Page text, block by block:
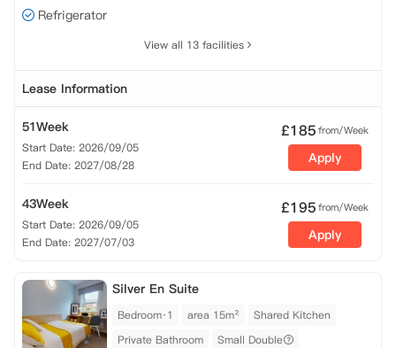
Refrigerator
View all 13 facilities
Lease Information
51Week
Start Date: 2026/09/05
End Date: 2027/08/28
£185from/Week
Apply
43Week
Start Date: 2026/09/05
End Date: 2027/07/03
£195from/Week
Apply
Silver En Suite
Bedroom·1 area 15m²
Shared Kitchen
Private Bathroom
Small Double